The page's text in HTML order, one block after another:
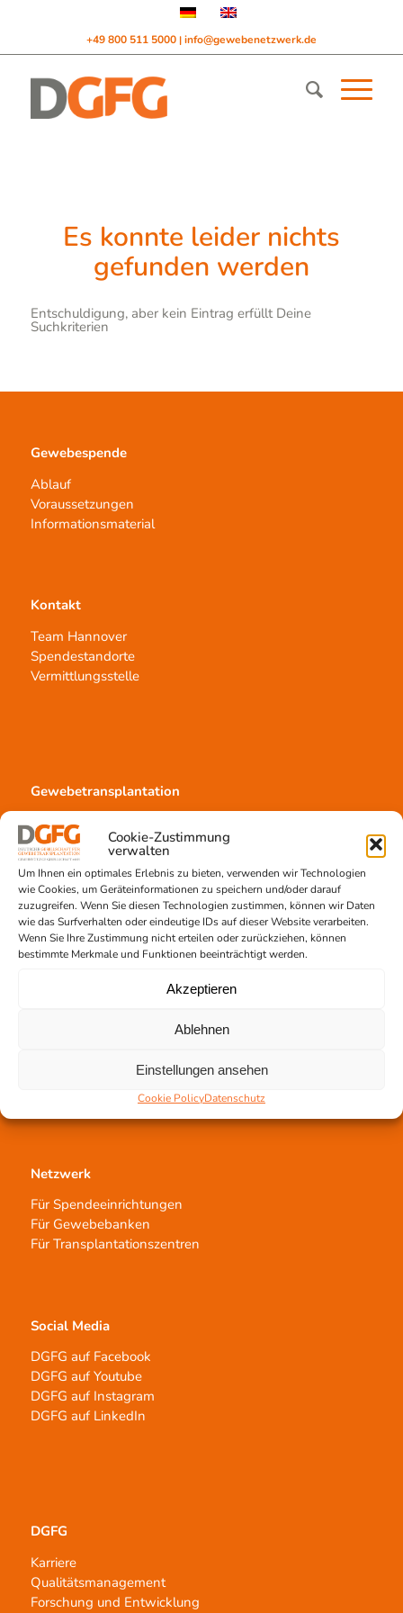
Cookie-Zustimmung
verwalten
Um Ihnen ein optimales Erlebnis zu bieten, verwenden wir Technologien
wie Cookies, um Geräteinformationen zu speichern und/oder darauf
zuzugreifen. Wenn Sie diesen Technologien zustimmen, können wir Daten
wie das Surfverhalten oder eindeutige IDs auf dieser Website verarbeiten.
Wenn Sie Ihre Zustimmung nicht erteilen oder zurückziehen, können
bestimmte Merkmale und Funktionen beeinträchtigt werden.
Akzeptieren
Ablehnen
Einstellungen ansehen
Cookie PolicyDatenschutz
+49 800 511 5000 | info@gewebenetzwerk.de
Es konnte leider nichts
gefunden werden
Entschuldigung, aber kein Eintrag erfüllt Deine
Suchkriterien
Gewebespende
Ablauf
Voraussetzungen
Informationsmaterial
Kontakt
Team Hannover
Spendestandorte
Vermittlungsstelle
Gewebetransplantation
Gewebeprozessierung
Transplantatvermittlung
Transplantat bestellen
Jetzt untertstützen!
Netzwerk
Für Spendeeinrichtungen
Für Gewebebanken
Für Transplantationszentren
Social Media
DGFG auf Facebook
DGFG auf Youtube
DGFG auf Instagram
DGFG auf LinkedIn
DGFG
Karriere
Qualitätsmanagement
Forschung und Entwicklung